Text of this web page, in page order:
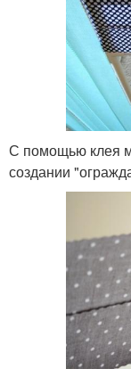
С помощью клея
создании